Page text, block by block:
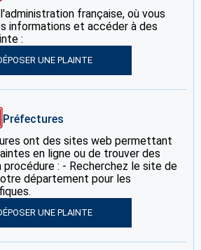
française, où vous
informations et accéder à des
:
UNE PLAINTE
Préfectures
ont des sites web permettant
en ligne ou de trouver des
procédure : - Recherchez le site de
département pour les
UNE PLAINTE